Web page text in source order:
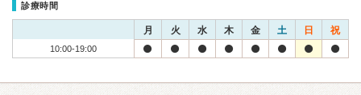
診療時間
月 火 水 木 金 土 日 祝
10:00-19:00